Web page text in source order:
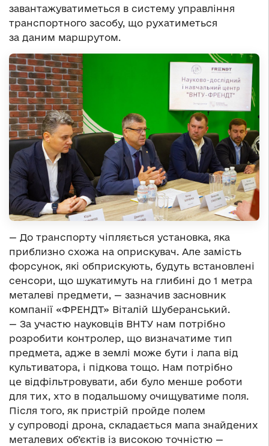
завантажуватиметься в систему управління
транспортного засобу, що рухатиметься
за даним маршрутом.
— До транспорту чіпляється установка, яка
приблизно схожа на оприскувач. Але замість
форсунок, які обприскують, будуть встановлені
сенсори, що шукатимуть на глибині до 1 метра
металеві предмети, — зазначив засновник
компанії «ФРЕНДТ» Віталій Шуберанський.
— За участю науковців ВНТУ нам потрібно
розробити контролер, що визначатиме тип
предмета, адже в землі може бути і лапа від
культиватора, і підкова тощо. Нам потрібно
це відфільтровувати, аби було менше роботи
для тих, хто в подальшому очищуватиме поля.
Після того, як пристрій пройде полем
у супроводі дрона, складається мапа знайдених
металевих об’єктів із високою точністю —